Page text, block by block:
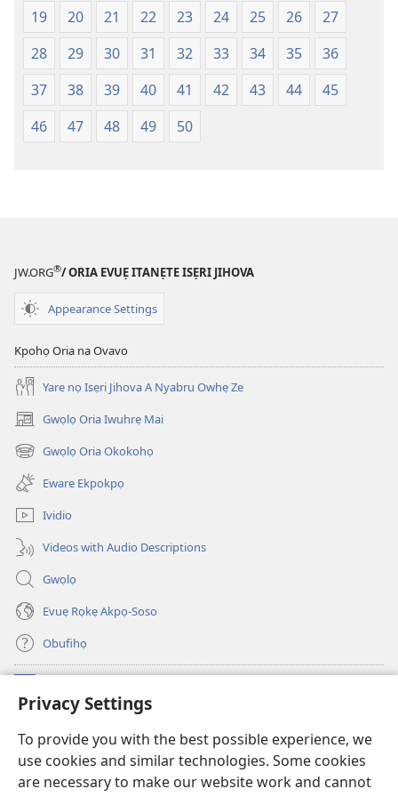
Privacy Settings
To provide you with the best possible experience, we
use cookies and similar technologies. Some cookies
are necessary to make our website work and cannot
Na
(Onọ
wariẹ
evaọ
2013)
19
20 21 22 23 24 25 26
27
28
29 30 31 32 33 34 35
36
37
38 39 40 41 42 43 44
45
46
47 48 49 50
JW.ORG®/ ORIA EVUẸ ITANẸTE ISẸRI JIHOVA
Appearance Settings
Kpohọ Oria na Ovavo
Yare nọ Isẹri Jihova A Nyabru Owhẹ Ze
Gwọlọ Oria Iwuhrẹ Mai
(opens
new
window)
Gwọlọ Oria Okokohọ
(opens
new
window)
Eware Ekpokpọ
Ividio
Videos with Audio Descriptions
Gwọlọ
Evuẹ Rọkẹ Akpọ-Soso
Obufihọ
(opens
new
UWOU-EBE ITANẸTE orọ Watchtower
(opens
new
window)JW Hub
(opens